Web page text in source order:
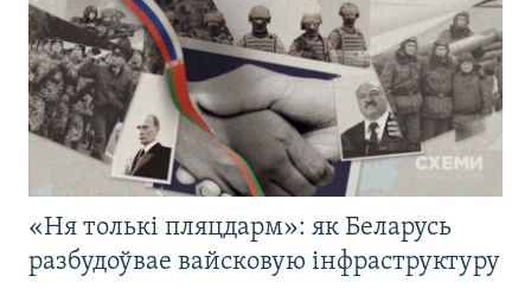
«Ня толькі пляцдарм»: як Беларусь
разбудоўвае вайсковую інфраструктуру